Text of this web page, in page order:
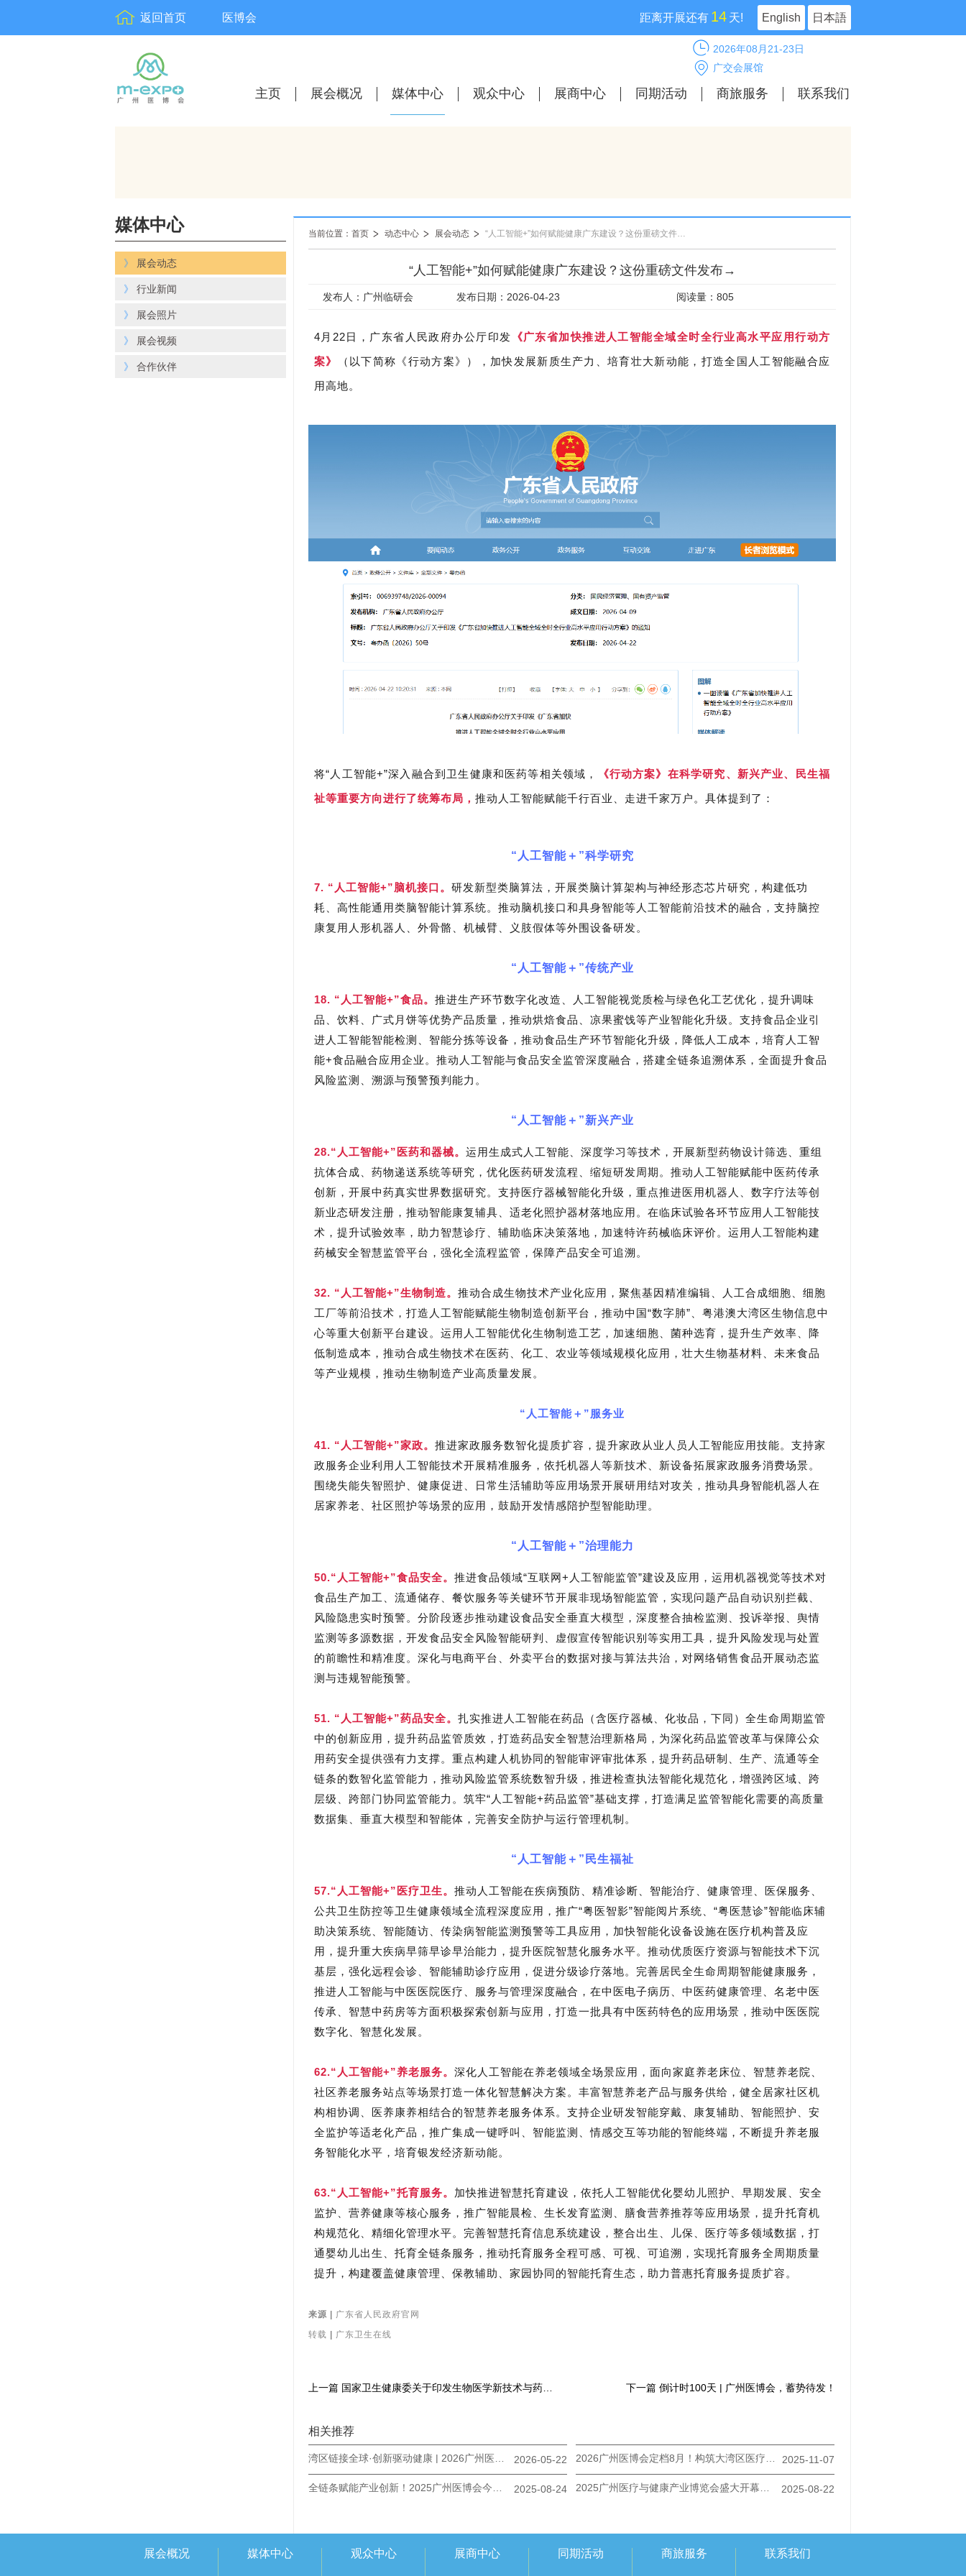
返回首页 医博会 English 日本語
距离开展还有 14 天!
主页 展会概况 媒体中心 观众中心 展商中心 同期活动 商旅服务 联系我们
2026年08月21-23日
广交会展馆
媒体中心
》 展会动态
》 行业新闻
》 展会照片
》 展会视频
》 合作伙伴
当前位置：首页 动态中心 展会动态 “人工智能+”如何赋能健康广东建设？这份重磅文件发布→
“人工智能+”如何赋能健康广东建设？这份重磅文件发布→
发布人：广州临研会 发布日期：2026-04-23 阅读量：805
4月22日，广东省人民政府办公厅印发 《广东省加快推进人工智能全域全时全行业高水平应用行动方
案》
（以下简称《行动方案》），加快发展新质生产力、培育壮大新动能，打造全国人工智能融合应
用高地。
将“人工智能+”深入融合到卫生健康和医药等相关领域，
《行动方案》在科学研究、新兴产业、民生福
祉等重要方向进行了统筹布局， 推动人工智能赋能千行百业、走进千家万户。具体提到了：
“人工智能＋”科学研究
7. “人工智能+”脑机接口。 研发新型类脑算法，开展类脑计算架构与神经形态芯片研究，构建低功
耗、高性能通用类脑智能计算系统。推动脑机接口和具身智能等人工智能前沿技术的融合，支持脑控
康复用人形机器人、外骨骼、机械臂、义肢假体等外围设备研发。
“人工智能＋”传统产业
18. “人工智能+”食品。 推进生产环节数字化改造、人工智能视觉质检与绿色化工艺优化，提升调味
品、饮料、广式月饼等优势产品质量，推动烘焙食品、凉果蜜饯等产业智能化升级。支持食品企业引
进人工智能智能检测、智能分拣等设备，推动食品生产环节智能化升级，降低人工成本，培育人工智
能+食品融合应用企业。推动人工智能与食品安全监管深度融合，搭建全链条追溯体系，全面提升食品
风险监测、溯源与预警预判能力。
“人工智能＋”新兴产业
28.“人工智能+”医药和器械。 运用生成式人工智能、深度学习等技术，开展新型药物设计筛选、重组
抗体合成、药物递送系统等研究，优化医药研发流程、缩短研发周期。推动人工智能赋能中医药传承
创新，开展中药真实世界数据研究。支持医疗器械智能化升级，重点推进医用机器人、数字疗法等创
新业态研发注册，推动智能康复辅具、适老化照护器材落地应用。在临床试验各环节应用人工智能技
术，提升试验效率，助力智慧诊疗、辅助临床决策落地，加速特许药械临床评价。运用人工智能构建
药械安全智慧监管平台，强化全流程监管，保障产品安全可追溯。
32. “人工智能+”生物制造。 推动合成生物技术产业化应用，聚焦基因精准编辑、人工合成细胞、细胞
工厂等前沿技术，打造人工智能赋能生物制造创新平台，推动中国“数字肺”、粤港澳大湾区生物信息中
心等重大创新平台建设。运用人工智能优化生物制造工艺，加速细胞、菌种选育，提升生产效率、降
低制造成本，推动合成生物技术在医药、化工、农业等领域规模化应用，壮大生物基材料、未来食品
等产业规模，推动生物制造产业高质量发展。
“人工智能＋”服务业
41. “人工智能+”家政。 推进家政服务数智化提质扩容，提升家政从业人员人工智能应用技能。支持家
政服务企业利用人工智能技术开展精准服务，依托机器人等新技术、新设备拓展家政服务消费场景。
围绕失能失智照护、健康促进、日常生活辅助等应用场景开展研用结对攻关，推动具身智能机器人在
居家养老、社区照护等场景的应用，鼓励开发情感陪护型智能助理。
“人工智能＋”治理能力
50.“人工智能+”食品安全。 推进食品领域“互联网+人工智能监管”建设及应用，运用机器视觉等技术对
食品生产加工、流通储存、餐饮服务等关键环节开展非现场智能监管，实现问题产品自动识别拦截、
风险隐患实时预警。分阶段逐步推动建设食品安全垂直大模型，深度整合抽检监测、投诉举报、舆情
监测等多源数据，开发食品安全风险智能研判、虚假宣传智能识别等实用工具，提升风险发现与处置
的前瞻性和精准度。深化与电商平台、外卖平台的数据对接与算法共治，对网络销售食品开展动态监
测与违规智能预警。
51. “人工智能+”药品安全。 扎实推进人工智能在药品（含医疗器械、化妆品，下同）全生命周期监管
中的创新应用，提升药品监管质效，打造药品安全智慧治理新格局，为深化药品监管改革与保障公众
用药安全提供强有力支撑。重点构建人机协同的智能审评审批体系，提升药品研制、生产、流通等全
链条的数智化监管能力，推动风险监管系统数智升级，推进检查执法智能化规范化，增强跨区域、跨
层级、跨部门协同监管能力。筑牢“人工智能+药品监管”基础支撑，打造满足监管智能化需要的高质量
数据集、垂直大模型和智能体，完善安全防护与运行管理机制。
“人工智能＋”民生福祉
57.“人工智能+”医疗卫生。 推动人工智能在疾病预防、精准诊断、智能治疗、健康管理、医保服务、
公共卫生防控等卫生健康领域全流程深度应用，推广“粤医智影”智能阅片系统、“粤医慧诊”智能临床辅
助决策系统、智能随访、传染病智能监测预警等工具应用，加快智能化设备设施在医疗机构普及应
用，提升重大疾病早筛早诊早治能力，提升医院智慧化服务水平。推动优质医疗资源与智能技术下沉
基层，强化远程会诊、智能辅助诊疗应用，促进分级诊疗落地。完善居民全生命周期智能健康服务，
推进人工智能与中医医院医疗、服务与管理深度融合，在中医电子病历、中医药健康管理、名老中医
传承、智慧中药房等方面积极探索创新与应用，打造一批具有中医药特色的应用场景，推动中医医院
数字化、智慧化发展。
62.“人工智能+”养老服务。 深化人工智能在养老领域全场景应用，面向家庭养老床位、智慧养老院、
社区养老服务站点等场景打造一体化智慧解决方案。丰富智慧养老产品与服务供给，健全居家社区机
构相协调、医养康养相结合的智慧养老服务体系。支持企业研发智能穿戴、康复辅助、智能照护、安
全监护等适老化产品，推广集成一键呼叫、智能监测、情感交互等功能的智能终端，不断提升养老服
务智能化水平，培育银发经济新动能。
63.“人工智能+”托育服务。 加快推进智慧托育建设，依托人工智能优化婴幼儿照护、早期发展、安全
监护、营养健康等核心服务，推广智能晨检、生长发育监测、膳食营养推荐等应用场景，提升托育机
构规范化、精细化管理水平。完善智慧托育信息系统建设，整合出生、儿保、医疗等多领域数据，打
通婴幼儿出生、托育全链条服务，推动托育服务全程可感、可视、可追溯，实现托育服务全周期质量
提升，构建覆盖健康管理、保教辅助、家园协同的智能托育生态，助力普惠托育服务提质扩容。
来源 | 广东省人民政府官网
转载
广东卫生在线
上一篇 国家卫生健康委关于印发生物医学新技术与药品、医疗器械界定指导原则（暂行）的通知 下一篇 倒计时100天 | 广州医博会，蓄势待发！
相关推荐
湾区链接全球·创新驱动健康 | 2026广州医博会邀您共赴盛会 2026-05-22 2026广州医博会定档8月！构筑大湾区医疗健康产业核心引擎 2025-11-07
全链条赋能产业创新！2025广州医博会今日圆满收官 2025-08-24 2025广州医疗与健康产业博览会盛大开幕：共绘健康新蓝图，奏响产业奋进曲 2025-08-22
展会概况 媒体中心 观众中心 展商中心 同期活动 商旅服务 联系我们